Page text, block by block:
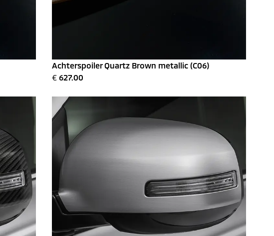
Achterspoiler Quartz Brown metallic (C06)
€ 627.00